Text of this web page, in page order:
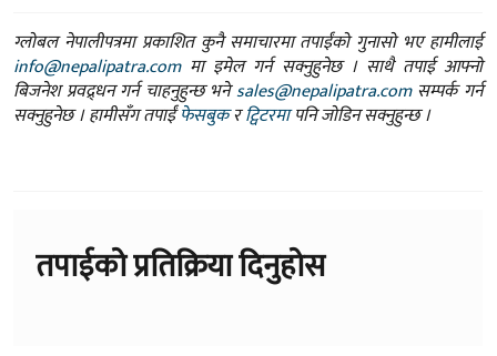
ग्लोबल नेपालीपत्रमा प्रकाशित कुनै समाचारमा तपाईंको गुनासो भए हामीलाई
info@nepalipatra.comमा इमेल गर्न सक्नुहुनेछ । साथै तपाई आफ्नो
बिजनेश प्रवद्र्धन गर्न चाहनुहुन्छ भनेsales@nepalipatra.comसम्पर्क गर्न
सक्नुहुनेछ । हामीसँग तपाईंफेसबुकरट्विटरमापनि जोडिन सक्नुहुन्छ ।
तपाईको प्रतिक्रिया दिनुहोस